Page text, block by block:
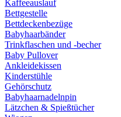
Kaffeeauslauf
Bettgestelle
Bettdeckenbezüge
Babyhaarbänder
Trinkflaschen und -becher
Baby Pullover
Ankleidekissen
Kinderstühle
Gehörschutz
Babyhaarnadelnpin
Lätzchen & Spießtücher